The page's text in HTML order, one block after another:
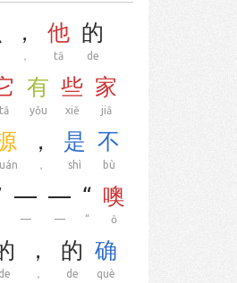
，
，
他
tā
的
de
tā
有
yǒu
些
xiē
家
jiā
，
，
是
shì
不
bù
—
—
—
—
“
“
噢
ō​
de
，
，
的
de
确
què